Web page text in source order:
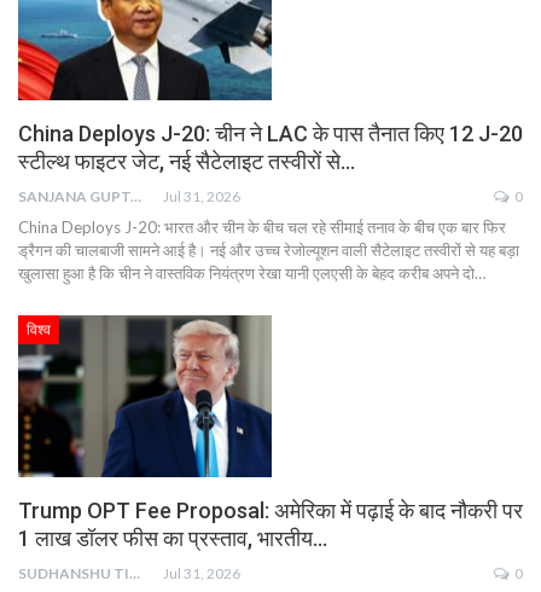
China Deploys J-20: चीन ने LAC के पास तैनात किए 12 J-20
स्टील्थ फाइटर जेट, नई सैटेलाइट तस्वीरों से…
SANJANA GUPTA Jul 31, 2026 0
China Deploys J-20: भारत और चीन के बीच चल रहे सीमाई तनाव के बीच एक बार फिर
ड्रैगन की चालबाजी सामने आई है। नई और उच्च रेजोल्यूशन वाली सैटेलाइट तस्वीरों से यह बड़ा
खुलासा हुआ है कि चीन ने वास्तविक नियंत्रण रेखा यानी एलएसी के बेहद करीब अपने दो…
विश्व
Trump OPT Fee Proposal: अमेरिका में पढ़ाई के बाद नौकरी पर
1 लाख डॉलर फीस का प्रस्ताव, भारतीय…
SUDHANSHU TIWARI Jul 31, 2026 0